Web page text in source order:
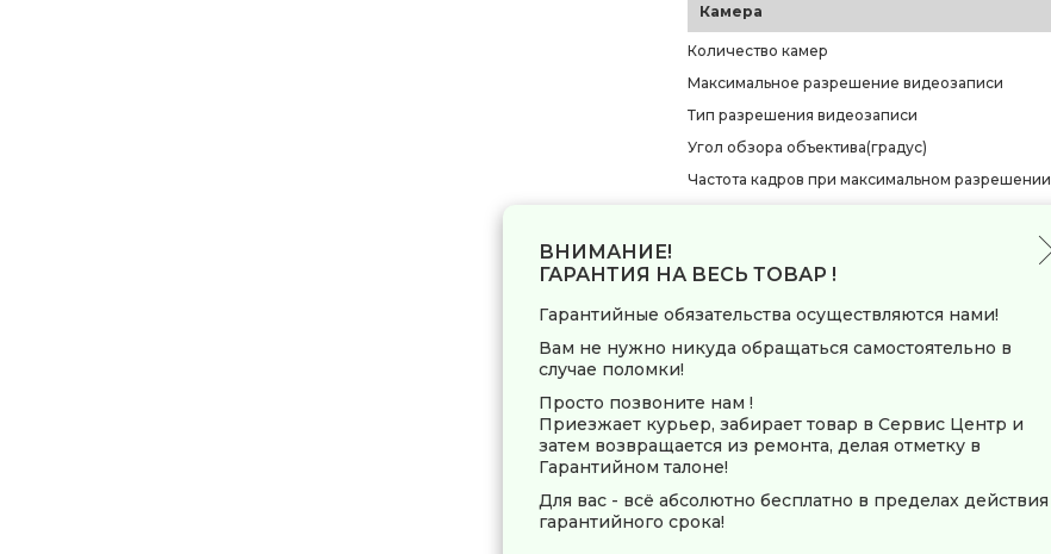
Камера
Количество камер
Максимальное разрешение видеозаписи
Тип разрешения видеозаписи
Угол обзора объектива(градус)
Частота кадров при максимальном разрешении
Диагональ дисплея(дюйм)
Разрешение дисплея
Радар детектор
Встроенный радар-детектор
ВНИМАНИЕ!
ГАРАНТИЯ НА ВЕСЬ ТОВАР !
Гарантийные обязательства осуществляются нами!
Вам не нужно никуда обращаться самостоятельно в
случае поломки!
Просто позвоните нам !
Приезжает курьер, забирает товар в Сервис Центр и
затем возвращается из ремонта, делая отметку в
Гарантийном талоне!
Для вас - всё абсолютно бесплатно в пределах действия
гарантийного срока!